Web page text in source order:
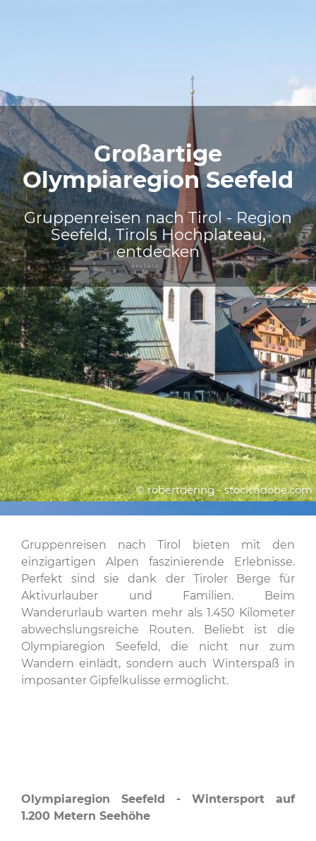
Großartige
Olympiaregion Seefeld
Gruppenreisen nach Tirol - Region
Seefeld, Tirols Hochplateau,
entdecken
© robertdering - stock.adobe.com
Gruppenreisen nach Tirol bieten mit den
einzigartigen Alpen faszinierende Erlebnisse.
Perfekt sind sie dank der Tiroler Berge für
Aktivurlauber und Familien. Beim
Wanderurlaub warten mehr als 1.450 Kilometer
abwechslungsreiche Routen. Beliebt ist die
Olympiaregion Seefeld, die nicht nur zum
Wandern einlädt, sondern auch Winterspaß in
imposanter Gipfelkulisse ermöglicht.
Olympiaregion Seefeld - Wintersport auf
1.200 Metern Seehöhe